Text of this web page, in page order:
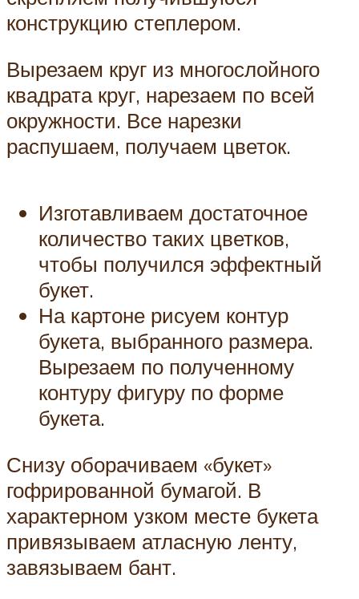
конструкцию степлером.
Вырезаем круг из многослойного
квадрата круг, нарезаем по всей
окружности. Все нарезки
распушаем, получаем цветок.
Изготавливаем достаточное
количество таких цветков,
чтобы получился эффектный
букет.
На картоне рисуем контур
букета, выбранного размера.
Вырезаем по полученному
контуру фигуру по форме
букета.
Снизу оборачиваем «букет»
гофрированной бумагой. В
характерном узком месте букета
привязываем атласную ленту,
завязываем бант.